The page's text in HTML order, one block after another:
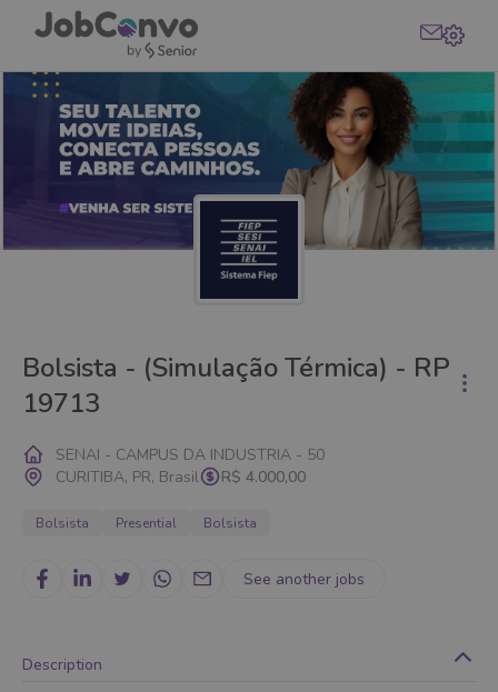
Bolsista - (Simulação Térmica) - RP
19713
SENAI - CAMPUS DA INDUSTRIA - 50
CURITIBA, PR, Brasil
R$ 4.000,00
Bolsista Presential Bolsista
See another jobs
Description